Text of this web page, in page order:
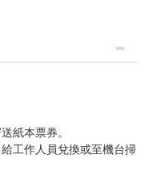
紙本票券。
工作人員兌換或至機台掃